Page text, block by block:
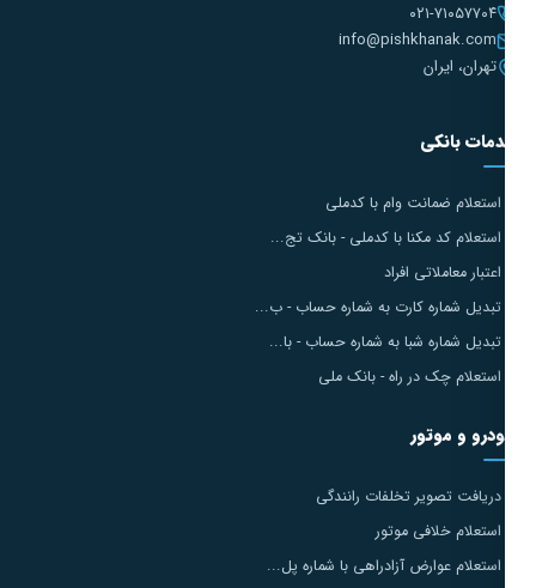
۰۲۱-۷۱۰۵۷۷۰۴
info@pishkhanak.com
تهران، ایران
بانکی
استعلام ضمانت وام با کدملی
استعلام کد مکنا با کدملی - بانک تج...
اعتبار معاملاتی افراد
تبدیل شماره کارت به شماره حساب - ب...
تبدیل شماره شبا به شماره حساب - با...
استعلام چک در راه - بانک ملی
و موتور
دریافت تصویر تخلفات رانندگی
استعلام خلافی موتور
استعلام عوارض آزادراهی با شماره پل...